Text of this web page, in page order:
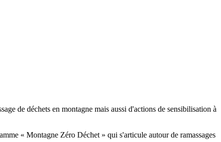
de déchets en montagne mais aussi d'actions de sensibilisation à
« Montagne Zéro Déchet » qui s'articule autour de ramassages